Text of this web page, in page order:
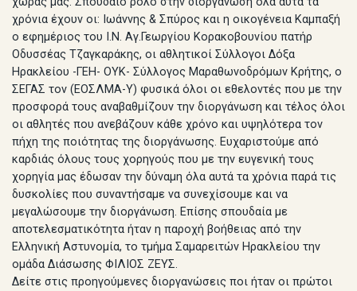
χρόνια έχουν οι: Ιωάννης & Σπύρος και η οικογένεια Καμπαξή
ο εφημέριος του Ι.Ν. Αγ.Γεωργίου Κορακοβουνίου πατήρ
Οδυσσέας Τζαγκαράκης, οι αθλητικοί Σύλλογοι Δόξα
Ηρακλείου -ΓΕΗ- ΟΥΚ- Σύλλογος Μαραθωνοδρόμων Κρήτης, ο
ΣΕΓΑΣ τον (ΕΟΣΛΜΑ-Υ) φυσικά όλοι οι εθελοντές που με την
προσφορά τους αναβαθμίζουν την διοργάνωση και τέλος όλοι
οι αθλητές που ανεβάζουν κάθε χρόνο και υψηλότερα τον
πήχη της ποιότητας της διοργάνωσης. Ευχαριστούμε από
καρδιάς όλους τους χορηγούς που με την ευγενική τους
χορηγία μας έδωσαν την δύναμη όλα αυτά τα χρόνια παρά τις
δυσκολίες που συναντήσαμε να συνεχίσουμε και να
μεγαλώσουμε την διοργάνωση. Επίσης σπουδαία με
αποτελεσματικότητα ήταν η παροχή βοήθειας από την
Ελληνική Αστυνομία, το τμήμα Σαμαρειτών Ηρακλείου την
ομάδα Διάσωσης ΦΙΛΙΟΣ ΖΕΥΣ.
Δείτε στις προηγούμενες διοργανώσεις ποι ήταν οι πρώτοι